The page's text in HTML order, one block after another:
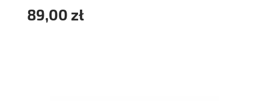
89,00 zł